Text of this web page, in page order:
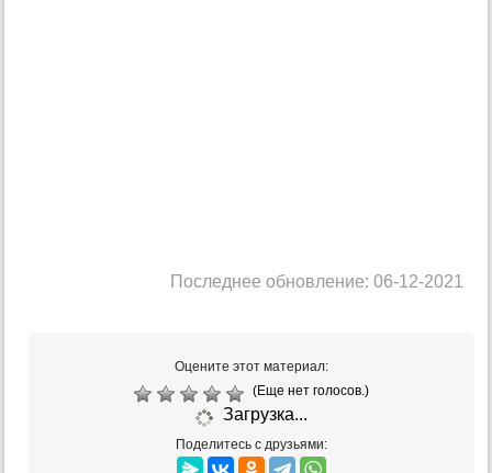
Последнее обновление: 06-12-2021
Оцените этот материал:
(Еще нет голосов.)
Загрузка...
Поделитесь с друзьями: